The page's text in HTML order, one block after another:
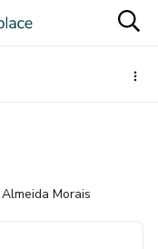
Morais